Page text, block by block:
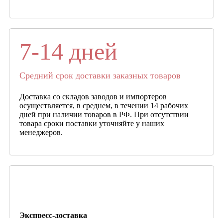
7-14 дней
Средний срок доставки заказных товаров
Доставка со складов заводов и импортеров
осуществляется, в среднем, в течении 14 рабочих
дней при наличии товаров в РФ. При отсутствии
товара сроки поставки уточняйте у наших
менеджеров.
Экспресс-доставка